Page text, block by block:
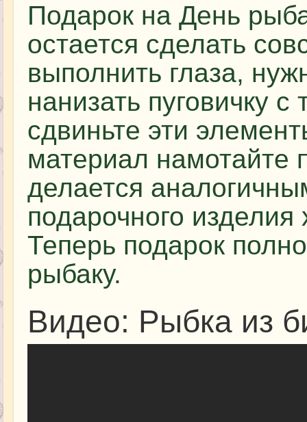
Подарок на День
остается сделать
выполнить глаза,
нанизать пуговичку
сдвиньте эти
материал намотайте
делается
подарочного
Теперь подарок
рыбаку.
Видео: Рыбка из